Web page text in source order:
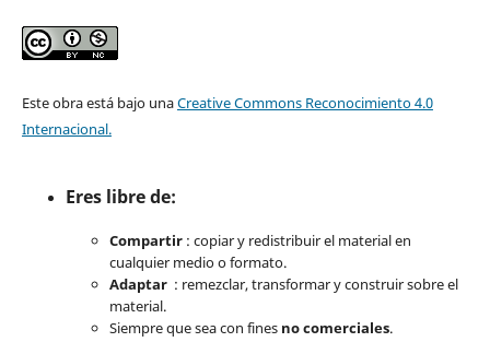
Este obra está bajo unaCreative Commons Reconocimiento 4.0
Internacional.
Eres libre de:
Compartir: copiar y redistribuir el material en
cualquier medio o formato.
Adaptar : remezclar, transformar y construir sobre el
material.
Siempre que sea con fines no comerciales.